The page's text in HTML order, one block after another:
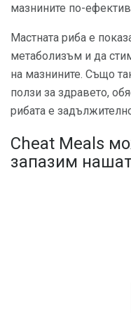
мазнините по-
Мастната риба е
метаболизъм и да
на мазнините. Също
ползи за здравето,
рибата е
Cheat Meals
запазим